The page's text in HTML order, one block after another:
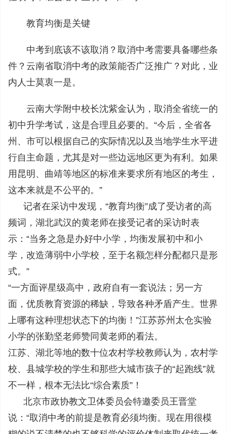
教育均衡是关键
中考到底该不该取消？取消中考需要具备哪些条
件？云南省取消中考的政策能否广泛推广？对此，业
内人士莫衷一是。
云南大学附中校长沈紫金认为，取消全省统一的
初中升学考试，这是合理且必要的。“今后，全省各
州、市可以根据自己的实际情况以及当地学生水平进
行自主命题，尤其是对一些边远地区更为有利。如果
用昆明、曲靖等地区的标准来要求所有地区的考生，
这本来就是不公平的。”
记者在采访中发现，“教育均衡”成了受访者的高
频词，湖北武汉的黄老师在接受记者的采访时表
示：“当务之急是办好中小学，均衡发展初中和小
学，改造薄弱中小学校，至于名额怎样分配都只是形
式。”
“一方面评星级高中，政府自有一套说法；另一方
面，优质教育资源的稀缺，导致各种矛盾产生。世界
上哪有这种理想状态下的均衡！”江苏苏州太仓实验
小学的张勤坚老师赞同黄老师的看法。
江苏、湖北等地的数十位农村学校教师认为，农村学
校、县城学校的学生和那些大城市孩子的“起跑线”就
不一样，根本无法比“综合素质”！
北京市政协教文卫体委员会特邀委员王晋堂
说：“取消中考的前提是教育必须均衡。现在用很模